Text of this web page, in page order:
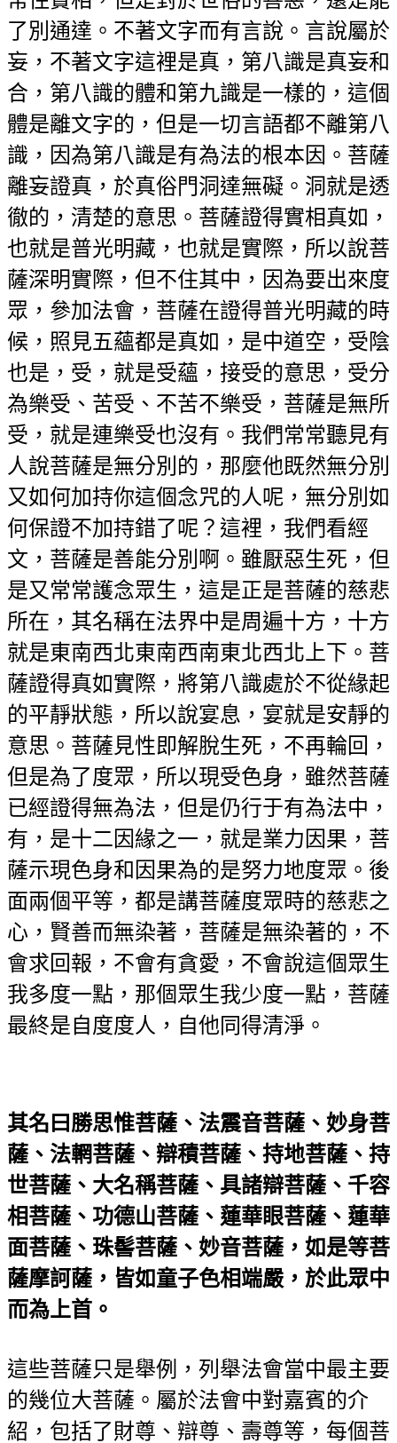
了別通達。不著文字而有言說。言說屬於
妄，不著文字這裡是真，第八識是真妄和
合，第八識的體和第九識是一樣的，這個
體是離文字的，但是一切言語都不離第八
識，因為第八識是有為法的根本因。菩薩
離妄證真，於真俗門洞達無礙。洞就是透
徹的，清楚的意思。菩薩證得實相真如，
也就是普光明藏，也就是實際，所以說菩
薩深明實際，但不住其中，因為要出來度
眾，參加法會，菩薩在證得普光明藏的時
候，照見五蘊都是真如，是中道空，受陰
也是，受，就是受蘊，接受的意思，受分
為樂受、苦受、不苦不樂受，菩薩是無所
受，就是連樂受也沒有。我們常常聽見有
人說菩薩是無分別的，那麼他既然無分別
又如何加持你這個念咒的人呢，無分別如
何保證不加持錯了呢？這裡，我們看經
文，菩薩是善能分別啊。雖厭惡生死，但
是又常常護念眾生，這是正是菩薩的慈悲
所在，其名稱在法界中是周遍十方，十方
就是東南西北東南西南東北西北上下。菩
薩證得真如實際，將第八識處於不從緣起
的平靜狀態，所以說宴息，宴就是安靜的
意思。菩薩見性即解脫生死，不再輪回，
但是為了度眾，所以現受色身，雖然菩薩
已經證得無為法，但是仍行于有為法中，
有，是十二因緣之一，就是業力因果，菩
薩示現色身和因果為的是努力地度眾。後
面兩個平等，都是講菩薩度眾時的慈悲之
心，賢善而無染著，菩薩是無染著的，不
會求回報，不會有貪愛，不會說這個眾生
我多度一點，那個眾生我少度一點，菩薩
最終是自度度人，自他同得清淨。
其名曰勝思惟菩薩、法震音菩薩、妙身菩
薩、法輞菩薩、辯積菩薩、持地菩薩、持
世菩薩、大名稱菩薩、具諸辯菩薩、千容
相菩薩、功德山菩薩、蓮華眼菩薩、蓮華
面菩薩、珠髻菩薩、妙音菩薩，如是等菩
薩摩訶薩，皆如童子色相端嚴，於此眾中
而為上首。
這些菩薩只是舉例，列舉法會當中最主要
的幾位大菩薩。屬於法會中對嘉賓的介
紹，包括了財尊、辯尊、壽尊等，每個菩